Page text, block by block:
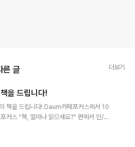
른 글 더보기
을 드립니다!
책을 드립니다! Daum카페포커스에서 10
커스 "책, 얼마나 읽으세요?" 편에서 인/사/
가을, 독후감 공모전에 많이 많이 참여해..